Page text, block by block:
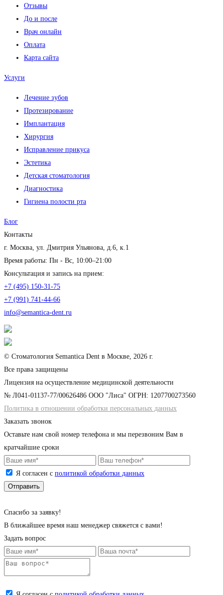
Отзывы
До и после
Врач онлайн
Оплата
Карта сайта
Услуги
Лечение зубов
Протезирование
Имплантация
Хирургия
Исправление прикуса
Эстетика
Детская стоматология
Диагностика
Гигиена полости рта
Блог
Контакты
г. Москва, ул. Дмитрия Ульянова, д.6, к.1
Время работы: Пн - Вс, 10:00–21:00
Консультация и запись на прием:
+7 (495) 150-31-75
+7 (991) 741-44-66
info@semantica-dent.ru
© Стоматология Semantica Dent в Москве, 2026 г.
Все права защищены
Лицензия на осуществление медицинской деятельности
№ Л041-01137-77/00626486 ООО "Лиса" ОГРН: 1207700273560
Политика в отношении обработки персональных данных
Заказать звонок
Оставьте нам свой номер телефона и мы перезвоним Вам в
кратчайшие сроки
Я согласен с политикой обработки данных
Cпасибо за заявку!
В ближайшее время наш менеджер свяжется с вами!
Задать вопрос